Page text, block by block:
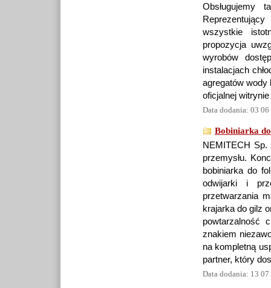
Obsługujemy
wszystkie
propozycja
wyrobów
instalacjach
agregatów wody
oficjalnej
Data dodania: 03
Bobiniarka
NEMITECH
przemysłu.
bobiniarka do
odwijarki i
przetwarzania
krajarka do gilz
powtarzalność
znakiem
na kompletną
partner, który
Data dodania: 13